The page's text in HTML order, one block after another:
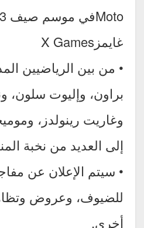
غايمزX Games
• من بين الرياضيين
براون، وإليوت سلون،
وغاريت رينولدز،
إلى العديد من نخبة
• سيتم الإعلان عن
للضيوف، وعروض
أخرى.